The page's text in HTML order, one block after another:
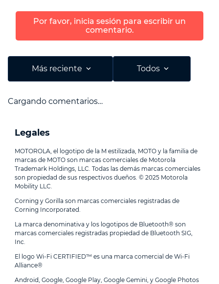
Por favor, inicia sesión para escribir un
comentario.
Más reciente Todos
Cargando comentarios…
Legales
MOTOROLA, el logotipo de la M estilizada, MOTO y la familia de
marcas de MOTO son marcas comerciales de Motorola
Trademark Holdings, LLC. Todas las demás marcas comerciales
son propiedad de sus respectivos dueños. © 2025 Motorola
Mobility LLC.
Corning y Gorilla son marcas comerciales registradas de
Corning Incorporated.
La marca denominativa y los logotipos de Bluetooth® son
marcas comerciales registradas propiedad de Bluetooth SIG,
Inc.
El logo Wi-Fi CERTIFIED™ es una marca comercial de Wi-Fi
Alliance®
Android, Google, Google Play, Google Gemini, y Google Photos